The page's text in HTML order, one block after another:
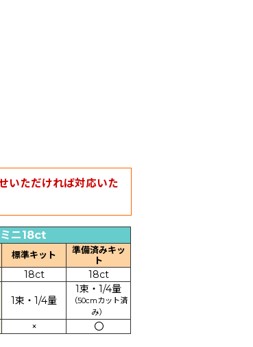
いただければ対応いた
ミニ18ct
標準キット
準備済みキッ
ト
18ct 18ct
1束・1/4量
1束・1/4量
（50cmカット済
み）
× 〇